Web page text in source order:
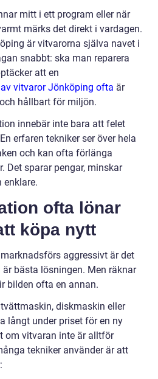
mitt i ett program eller när
märks det direkt i vardagen.
är vitvarorna själva navet i
snabbt: ska man reparera
att en
vitvaror Jönköping ofta är
hållbart för miljön.
innebär inte bara att felet
erfaren tekniker ser över hela
och kan ofta förlänga
Det sparar pengar, minskar
enklare.
ofta lönar
köpa nytt
marknadsförs aggressivt är det
bästa lösningen. Men räknar
bilden ofta en annan.
diskmaskin eller
långt under priset för en ny
om vitvaran inte är alltför
tekniker använder är att